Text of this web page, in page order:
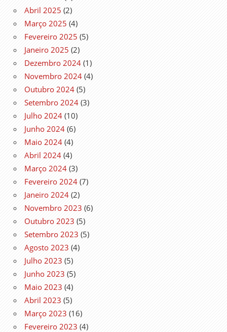
Abril 2025 (2)
Março 2025 (4)
Fevereiro 2025 (5)
Janeiro 2025 (2)
Dezembro 2024 (1)
Novembro 2024 (4)
Outubro 2024 (5)
Setembro 2024 (3)
Julho 2024 (10)
Junho 2024 (6)
Maio 2024 (4)
Abril 2024 (4)
Março 2024 (3)
Fevereiro 2024 (7)
Janeiro 2024 (2)
Novembro 2023 (6)
Outubro 2023 (5)
Setembro 2023 (5)
Agosto 2023 (4)
Julho 2023 (5)
Junho 2023 (5)
Maio 2023 (4)
Abril 2023 (5)
Março 2023 (16)
Fevereiro 2023 (4)